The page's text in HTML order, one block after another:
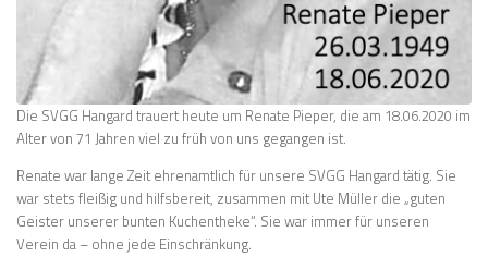
Die SVGG Hangard trauert heute um Renate Pieper, die am 18.06.2020 im
Alter von 71 Jahren viel zu früh von uns gegangen ist.
Renate war lange Zeit ehrenamtlich für unsere SVGG Hangard tätig. Sie
war stets fleißig und hilfsbereit, zusammen mit Ute Müller die „guten
Geister unserer bunten Kuchentheke“. Sie war immer für unseren
Verein da – ohne jede Einschränkung.